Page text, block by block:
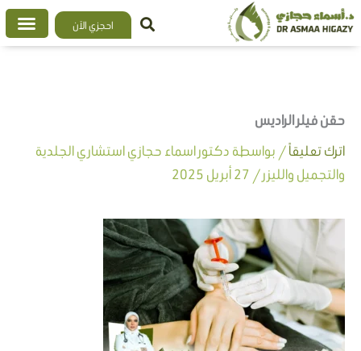
تخطي
إلى
احجزي الآن
حقن فيلر الراديس
اترك تعليقاً/ بواسطة دكتور اسماء حجازي استشاري الجلدية
والتجميل والليزر/ 27 أبريل 2025